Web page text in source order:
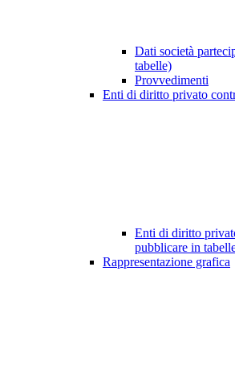
Dati società
tabelle)
Provvedimenti
Enti di diritto privato
Enti di diritto
pubblicare in
Rappresentazione grafica